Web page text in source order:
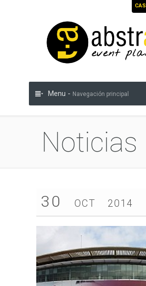
CAS
Menu - Navegación principal
Noticias
30 OCT 2014